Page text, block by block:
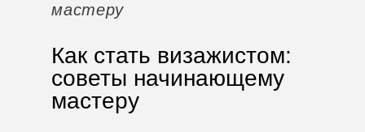
мастеру
Как стать визажистом:
советы начинающему
мастеру